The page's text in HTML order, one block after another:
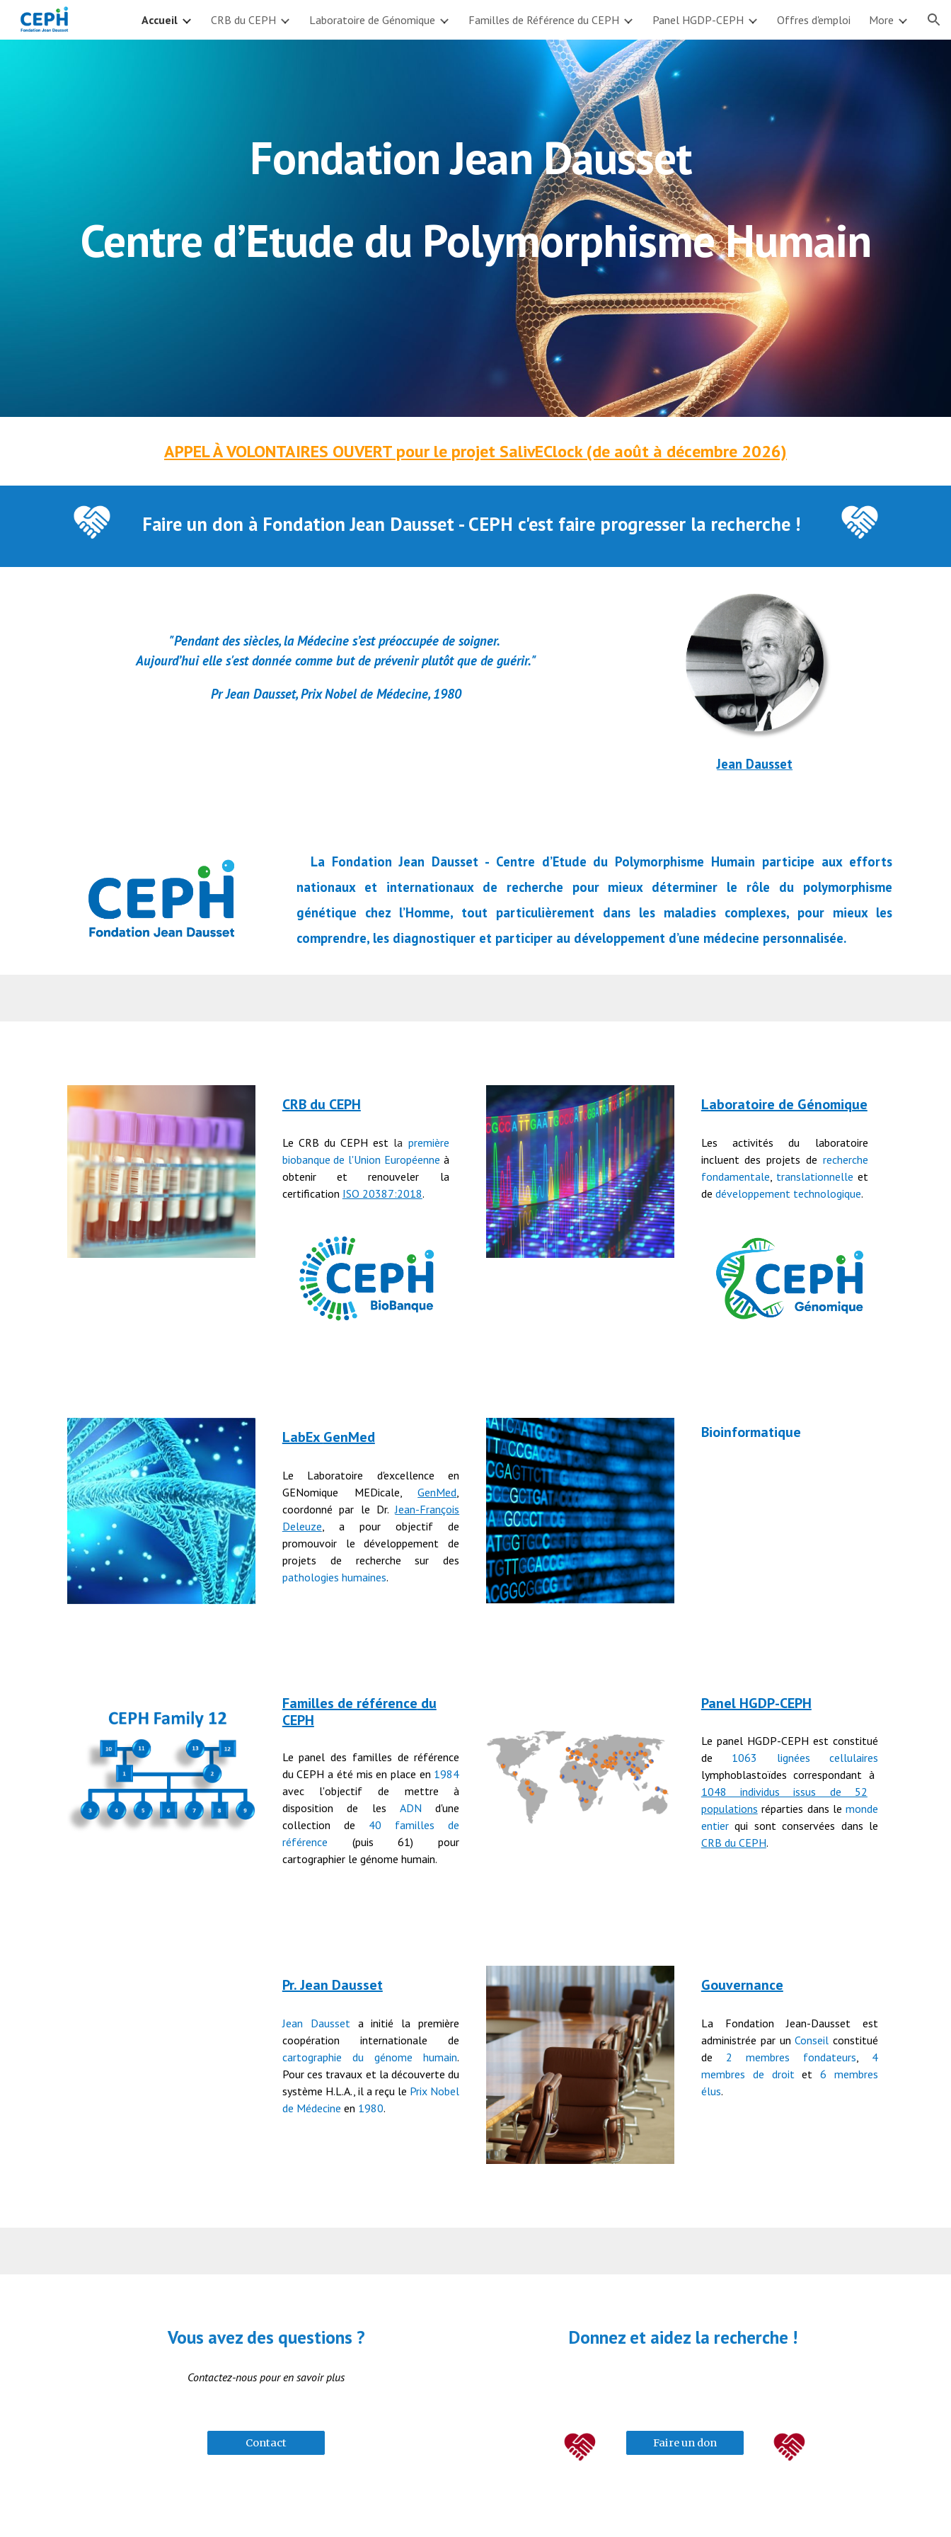
Skip to main content Skip to navigation
Accueil CRB du CEPH Laboratoire de Génomique Familles de Référence du CEPH Panel HGDP-CEPH Offres d'emploi More
Fondation Jean Dausset
Centre d’Etude du Polymorphisme Humain
APPEL À VOLONTAIRES OUVERT pour le projet SalivEClock (de août à décembre 2026)
Faire un don à Fondation Jean Dausset - CEPH c'est faire progresser la recherche !
"Pendant des siècles, la Médecine s’est préoccupée de soigner.
Aujourd’hui elle s'est donnée comme but de prévenir plutôt que de guérir."
Pr Jean Dausset, Prix Nobel de Médecine, 1980
Jean Dausset
La Fondation Jean Dausset - Centre d’Etude du Polymorphisme Humain participe aux efforts
nationaux et internationaux de recherche pour mieux déterminer le rôle du polymorphisme
génétique chez l’Homme, tout particulièrement dans les maladies complexes, pour mieux les
comprendre, les diagnostiquer et participer au développement d’une médecine personnalisée.
CRB du CEPH
Le CRB du CEPH est la première
biobanque de l'Union Européenne à
obtenir et renouveler la
certification ISO 20387:2018.
Laboratoire de Génomique
Les activités du laboratoire
incluent des projets de recherche
fondamentale, translationnelle et
de développement technologique.
LabExGenMed
Le Laboratoire d'excellence en
GENomique MEDicale,GenMed,
coordonné par le Dr.Jean-François
Deleuze, a pour objectif de
promouvoir le développement de
projets de recherche sur des
pathologies humaines.
Bioinformatique
Familles de référence du
CEPH
Le panel des familles de référence
du CEPH a été mis en place en 1984
avec l'objectifde mettre à
disposition de les ADN d'une
collection de 40 familles de
référence (puis 61) pour
cartographier le génome humain.
Panel HGDP-CEPH
Le panel HGDP-CEPH est constitué
de 1063 lignées cellulaires
lymphoblastoïdes correspondant à
1048 individus issus de 52
populations réparties dans lemonde
entierqui sont conservées dans le
CRB du CEPH.
Pr. Jean Dausset
Jean Dausseta initié la première
coopération internationale de
cartographie du génome humain.
Pour ces travaux et la découverte du
système H.L.A., il a reçu le Prix Nobel
de Médecine en 1980.
Gouvernance
La Fondation Jean-Dausset est
administrée par unConseil constitué
de 2 membres fondateurs, 4
membres de droitet6 membres
élus.
Vous avez des questions ?
Contactez-nous pour en savoir plus
Donnez et aidez la recherche !
Contact Faire un don